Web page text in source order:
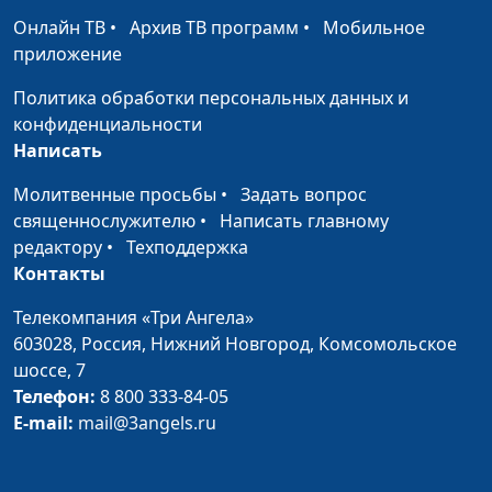
личностного роста
человеку идти к
психологу
Айгуль Иншакова,
Как развивать
самоконтроль
Юлия Синицына,
Алина Караченцева,
Что значит «жить в
потоке»
Алина Караченцева,
Онлайн ТВ • Архив ТВ программ • Мобильное
приложение
Политика обработки персональных данных и
конфиденциальности
Написать
Молитвенные просьбы • Задать вопрос
священнослужителю • Написать главному
редактору • Техподдержка
Контакты
Телекомпания «Три Ангела»
603028, Россия, Нижний Новгород, Комсомольское
шоссе, 7
Телефон: 8 800 333-84-05
E-mail: mail@3angels.ru